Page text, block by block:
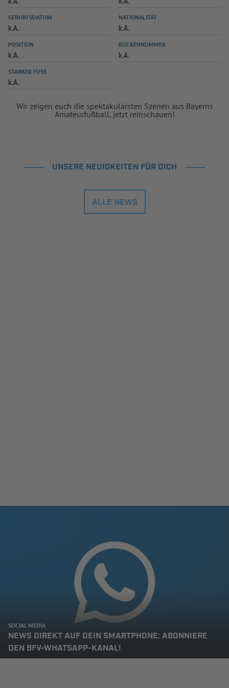
SPIELPLUS
GEBURTSDATUM
k.A.
NATIONALITÄT
k.A.
POSITION
k.A.
RÜCKENNUMMER
k.A.
STARKER FUSS
k.A.
Wir zeigen euch die spektakulärsten Szenen aus Bayerns
Amateurfußball, jetzt reinschauen!
UNSERE NEUIGKEITEN FÜR DICH
ALLE NEWS
SOCIAL MEDIA
NEWS DIREKT AUF DEIN SMARTPHONE: ABONNIERE
DEN BFV-WHATSAPP-KANAL!